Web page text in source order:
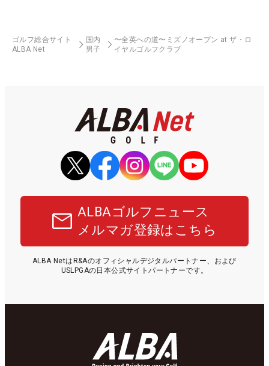
ゴルフ総合サイト
ALBA Net
国内
男子
〜全英への道〜ミズノオープン at ザ・ロ
イヤルゴルフクラブ
ALBAゴルフニュース
メルマガ登録はこちら
ALBA NetはR&Aのオフィシャルデジタルパートナー、および
USLPGAの日本公式サイトパートナーです。